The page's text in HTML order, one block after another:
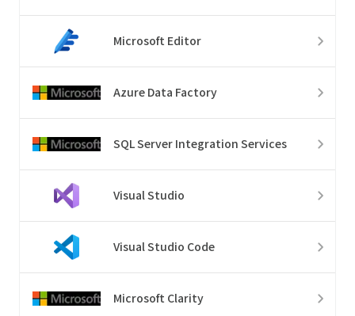
Microsoft Editor
Azure Data Factory
SQL Server Integration Services
Visual Studio
Visual Studio Code
Microsoft Clarity